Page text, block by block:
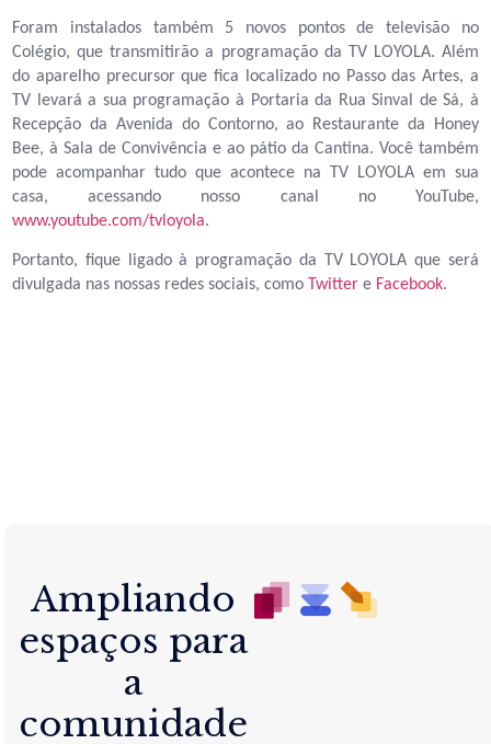
Foram instalados também 5 novos pontos de televisão no
Colégio, que transmitirão a programação da TV LOYOLA. Além
do aparelho precursor que fica localizado no Passo das Artes, a
TV levará a sua programação à Portaria da Rua Sinval de Sá, à
Recepção da Avenida do Contorno, ao Restaurante da Honey
Bee, à Sala de Convivência e ao pátio da Cantina. Você também
pode acompanhar tudo que acontece na TV LOYOLA em sua
casa, acessando nosso canal no YouTube,
www.youtube.com/tvloyola.
Portanto, fique ligado à programação da TV LOYOLA que será
divulgada nas nossas redes sociais, como
Twitter e Facebook.
Ampliando
espaços para
a
comunidade